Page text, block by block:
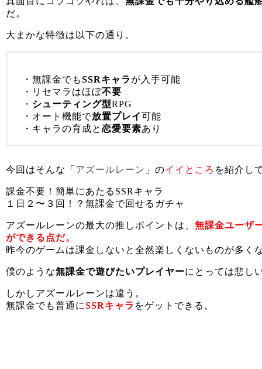
だ。
大まかな特徴は以下の通り。
・無課金でもSSRキャラ が入手可能
・リセマラはほぼ不要
・ シューティング型RPG
・オート機能で放置プレイ可能
・キャラの育成と 恋愛要素あり
今回はそんな「 アズールレーン 」のイイところ を紹介し
課金不要！簡単にあたるSSRキャラ
１日２〜３回！？無課金で回せるガチャ
アズールレーンの最大の推しポイントは、 無課金ユーザ
ができる点だ。
昨今のゲームは課金しないと全然楽しくないものが多く
僕のような無課金で遊びたいプレイヤーにとっては悲し
しかしアズールレーンは違う。
無課金でも普通にSSRキャラ をゲットできる。